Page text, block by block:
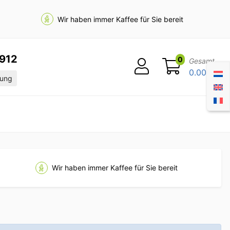
Wir haben immer Kaffee für Sie bereit
0 Gesamt
0.00
Wir haben immer Kaffee für Sie bereit